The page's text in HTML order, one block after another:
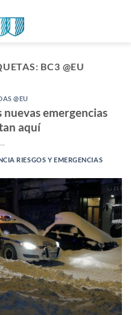
BC3 @EU
@EU
emergencias
aquí
RIESGOS Y EMERGENCIAS